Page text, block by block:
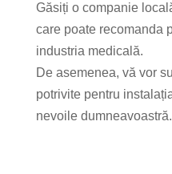
Găsiți o companie
care poate recomanda
industria medicală.
De asemenea, vă vor
potrivite pentru
nevoile dumneavoastră.